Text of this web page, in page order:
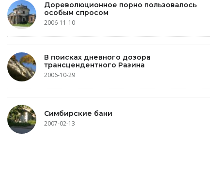
Дореволюционное порно пользовалось
особым спросом
2006-11-10
В поисках дневного дозора
трансцендентного Разина
2006-10-29
Симбирские бани
2007-02-13